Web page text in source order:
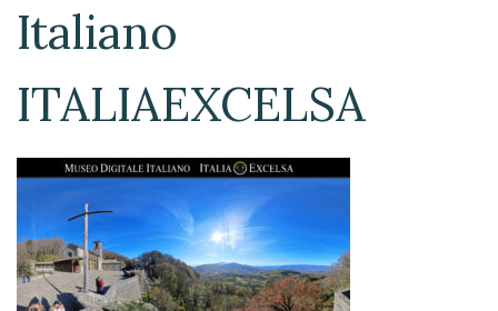
Italiano
ITALIAEXCELSA